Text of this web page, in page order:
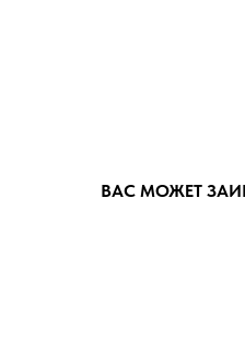
ВАС МОЖЕТ